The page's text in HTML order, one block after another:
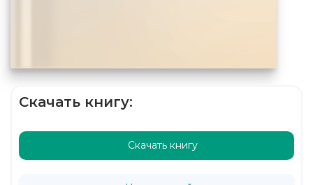
Скачать книгу:
Скачать книгу